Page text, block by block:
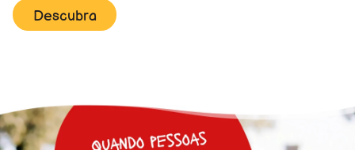
Descubra